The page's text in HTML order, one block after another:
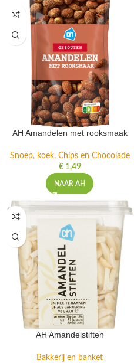
AH Amandelen met rooksmaak
Snoep, koek, Chips en Chocolade
€1,49
NAAR AH
AH Amandelstiften
Bakkerij en banket